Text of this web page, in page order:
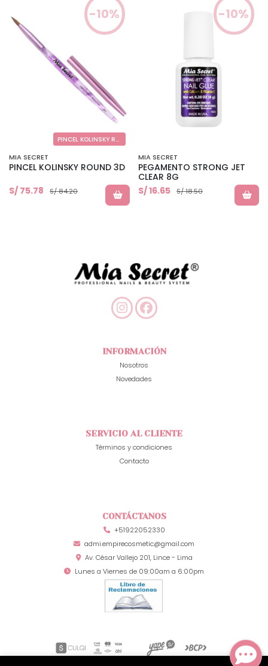
-10%
PINCEL KOLINSKY ROUND 3D
MIA SECRET
PINCEL KOLINSKY ROUND 3D
S/ 75.78
S/ 84.20
-10%
MIA SECRET
PEGAMENTO STRONG JET
CLEAR 8G
S/ 16.65
S/ 18.50
INFORMACIÓN
Nosotros
Novedades
SERVICIO AL CLIENTE
Términos y condiciones
Contacto
CONTÁCTANOS
+51922052330
admi.empirecosmetic@gmail.com
Av. César Vallejo 201, Lince - Lima
Lunes a Viernes de 09:00am a 6:00pm